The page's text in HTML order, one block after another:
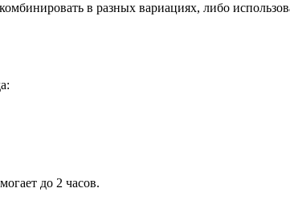
в разных вариациях, либо
до 2 часов.